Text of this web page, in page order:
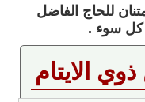
للحاج الفاضل
كل سوء .
الايتام